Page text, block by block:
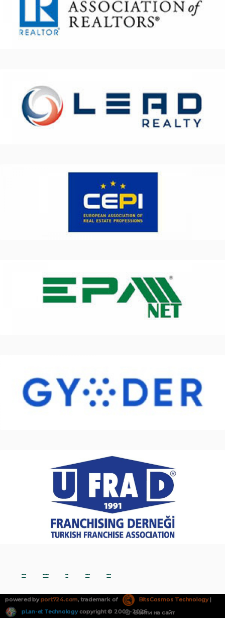
*** **** ** *** ***
powered byport724.com, trademark of BitsCosmos Technology|
pLan-et Technologycopyright © 2002-2026Войти на сайт